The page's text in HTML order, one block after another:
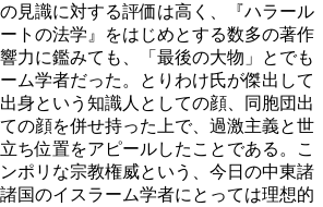
見識に対する評価は高く、『ハラール
トの法学』をはじめとする数多の著作
力に鑑みても、「最後の大物」とでも
ム学者だった。とりわけ氏が傑出して
身という知識人としての顔、同胞団出
の顔を併せ持った上で、過激主義と世
ち位置をアピールしたことである。こ
ポリな宗教権威という、今日の中東諸
国のイスラーム学者にとっては理想的